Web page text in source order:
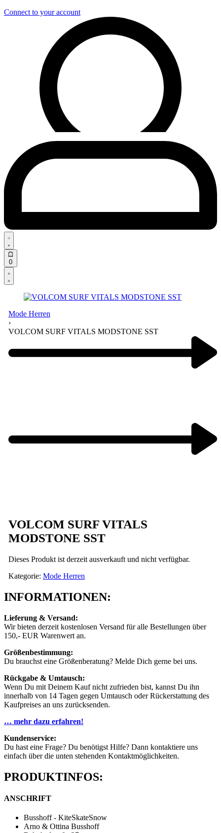
Connect to your account
Search
open
0Open
cart
Open
Account
details
Mode Herren
›
VOLCOM SURF VITALS MODSTONE SST
navigation
VOLCOM SURF VITALS
MODSTONE SST
Dieses Produkt ist derzeit ausverkauft und nicht verfügbar.
Kategorie: Mode Herren
INFORMATIONEN:
Lieferung & Versand:
Wir bieten derzeit kostenlosen Versand für alle Bestellungen über
150,- EUR Warenwert an.
Größenbestimmung:
Du brauchst eine Größenberatung? Melde Dich gerne bei uns.
Rückgabe & Umtausch:
Wenn Du mit Deinem Kauf nicht zufrieden bist, kannst Du ihn
innerhalb von 14 Tagen gegen Umtausch oder Rückerstattung des
Kaufpreises an uns zurücksenden.
… mehr dazu erfahren!
Kundenservice:
Du hast eine Frage? Du benötigst Hilfe? Dann kontaktiere uns
einfach über die unten stehenden Kontaktmöglichkeiten.
PRODUKTINFOS:
ANSCHRIFT
Busshoff - KiteSkateSnow
Arno & Ottina Busshoff